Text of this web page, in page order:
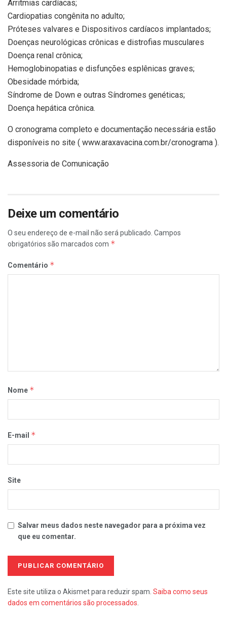
Arritmias cardíacas;
Cardiopatias congênita no adulto;
Próteses valvares e Dispositivos cardíacos implantados;
Doenças neurológicas crônicas e distrofias musculares
Doença renal crônica;
Hemoglobinopatias e disfunções esplênicas graves;
Obesidade mórbida;
Síndrome de Down e outras Síndromes genéticas;
Doença hepática crônica.
O cronograma completo e documentação necessária estão
disponíveis no site ( www.araxavacina.com.br/cronograma ).
Assessoria de Comunicação
Deixe um comentário
O seu endereço de e-mail não será publicado. Campos
obrigatórios são marcados com *
Comentário *
Nome *
E-mail *
Site
Salvar meus dados neste navegador para a próxima vez
que eu comentar.
Este site utiliza o Akismet para reduzir spam. Saiba como seus
dados em comentários são processados